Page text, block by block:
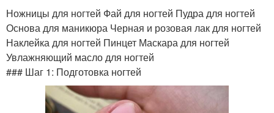
Ножницы для ногтей Фай для ногтей Пудра для ногтей
Основа для маникюра Черная и розовая лак для ногтей
Наклейка для ногтей Пинцет Маскара для ногтей
Увлажняющий масло для ногтей
### Шаг 1: Подготовка ногтей